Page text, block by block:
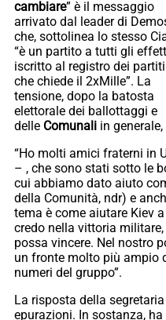
cambiare” è il messaggio
arrivato dal leader di
che, sottolinea lo stesso
“è un partito a tutti gli
iscritto al registro dei
che chiede il 2xMille”. La
tensione, dopo la batosta
elettorale dei ballottaggi e
delle Comunali in
“Ho molti amici fraterni in
– , che sono stati sotto le
cui abbiamo dato aiuto
della Comunità, ndr) e
tema è come aiutare Kiev
credo nella vittoria militare,
possa vincere. Nel nostro
un fronte molto più ampio
numeri del gruppo”.
La risposta della segretaria
epurazioni. In sostanza,